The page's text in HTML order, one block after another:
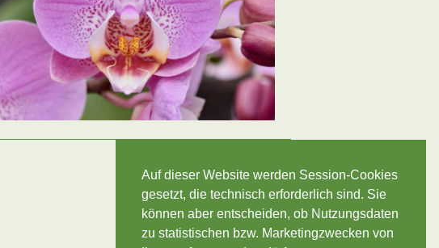
Auf dieser Website werden Session-Cookies
gesetzt, die technisch erforderlich sind. Sie
können aber entscheiden, ob Nutzungsdaten
zu statistischen bzw. Marketingzwecken von